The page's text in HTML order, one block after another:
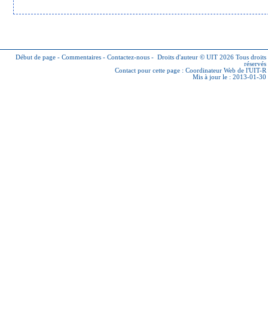
Début de page - Commentaires - Contactez-nous - Droits d'auteur © UIT 2026 Tous droits
réservés
Contact pour cette page : Coordinateur Web de l'UIT-R
Mis à jour le : 2013-01-30